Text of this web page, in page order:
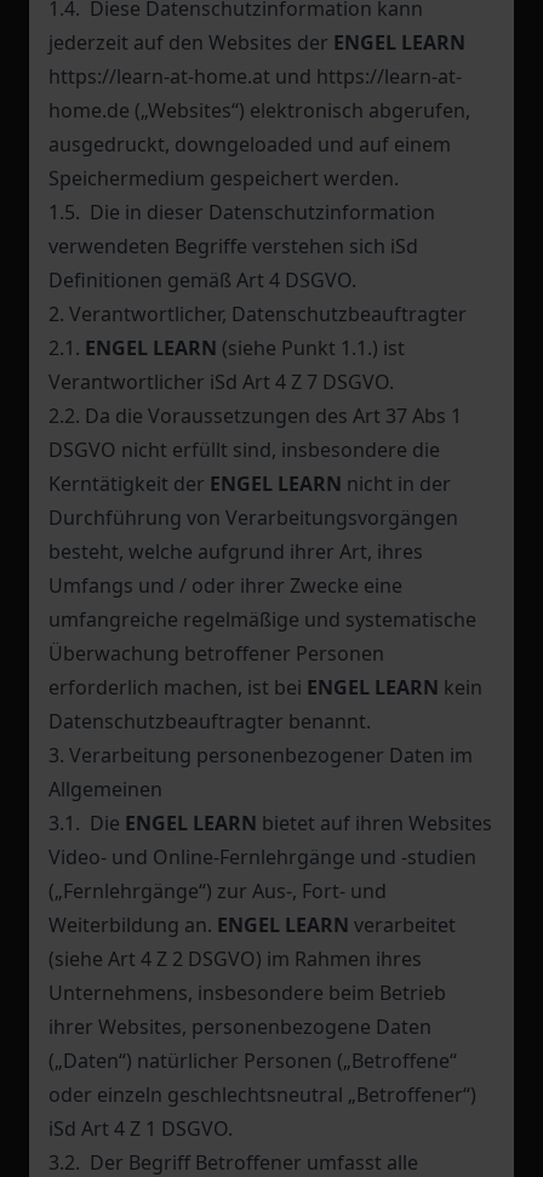
1.4. Diese Datenschutzinformation kann
jederzeit auf den Websites der ENGEL LEARN
https://learn-at-home.at und https://learn-at-
home.de („Websites“) elektronisch abgerufen,
ausgedruckt, downgeloaded und auf einem
Speichermedium gespeichert werden.
1.5. Die in dieser Datenschutzinformation
verwendeten Begriffe verstehen sich iSd
Definitionen gemäß Art 4 DSGVO.
2. Verantwortlicher, Datenschutzbeauftragter
2.1. ENGEL LEARN (siehe Punkt 1.1.) ist
Verantwortlicher iSd Art 4 Z 7 DSGVO.
2.2. Da die Voraussetzungen des Art 37 Abs 1
DSGVO nicht erfüllt sind, insbesondere die
Kerntätigkeit der ENGEL LEARN nicht in der
Durchführung von Verarbeitungsvorgängen
besteht, welche aufgrund ihrer Art, ihres
Umfangs und / oder ihrer Zwecke eine
umfangreiche regelmäßige und systematische
Überwachung betroffener Personen
erforderlich machen, ist bei ENGEL LEARN kein
Datenschutzbeauftragter benannt.
3. Verarbeitung personenbezogener Daten im
Allgemeinen
3.1. Die ENGEL LEARN bietet auf ihren Websites
Video- und Online-Fernlehrgänge und -studien
(„Fernlehrgänge“) zur Aus-, Fort- und
Weiterbildung an. ENGEL LEARN verarbeitet
(siehe Art 4 Z 2 DSGVO) im Rahmen ihres
Unternehmens, insbesondere beim Betrieb
ihrer Websites, personenbezogene Daten
(„Daten“) natürlicher Personen („Betroffene“
oder einzeln geschlechtsneutral „Betroffener“)
iSd Art 4 Z 1 DSGVO.
3.2. Der Begriff Betroffener umfasst alle